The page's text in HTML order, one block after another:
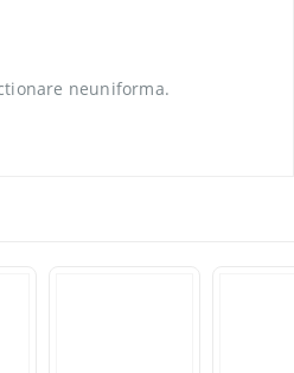
neuniforma.